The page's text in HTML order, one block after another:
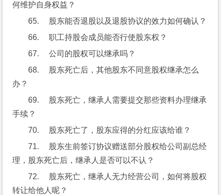
何维护自身权益？
65.     股东能否退股以及退股协议的效力如何确认？
66.     职工持股会成员能否行使股东权？
67.     公司的股权可以继承吗？
68.     股东死亡后，其他股东不同意股权继承怎么
办？
69.     股东死亡，继承人需要提交那些资料办理继承
手续？
70.     股东死亡了，股东应得的分红应该给谁？
71.     股东生前签订协议赠送部分股权给公司副总经
理，股东死亡后，继承人是否可以不认？
72.     股东死亡，继承人无力经营公司，如何将股权
转让给他人呢？